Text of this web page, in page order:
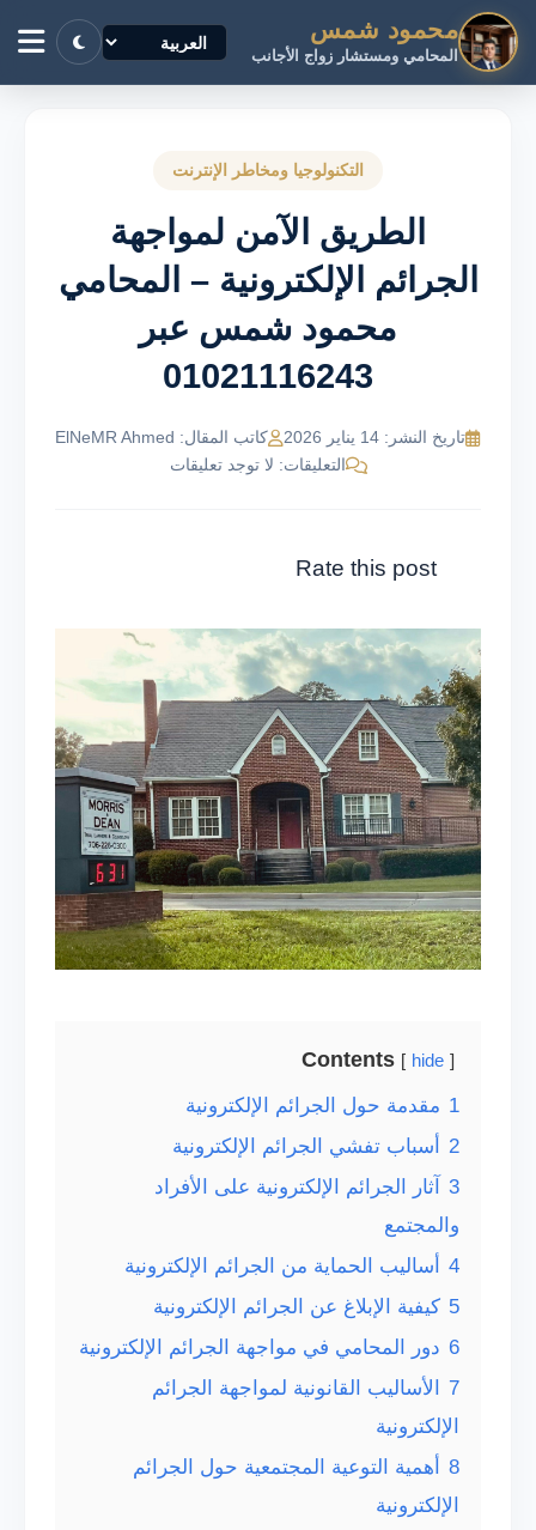
محمود شمس
المحامي ومستشار زواج الأجانب
التكنولوجيا ومخاطر الإنترنت
الطريق الآمن لمواجهة
الجرائم الإلكترونية – المحامي
محمود شمس عبر
01021116243
تاريخ النشر: 14 يناير 2026
كاتب المقال: ElNeMR Ahmed
التعليقات: لا توجد تعليقات
Rate this post
Contents hide
1 مقدمة حول الجرائم الإلكترونية
2
أسباب تفشي الجرائم الإلكترونية
3
آثار الجرائم الإلكترونية على الأفراد
والمجتمع
4
أساليب الحماية من الجرائم الإلكترونية
5 كيفية الإبلاغ عن الجرائم الإلكترونية
6 دور المحامي في مواجهة الجرائم الإلكترونية
7
الأساليب القانونية لمواجهة الجرائم
الإلكترونية
8
أهمية التوعية المجتمعية حول الجرائم
الإلكترونية